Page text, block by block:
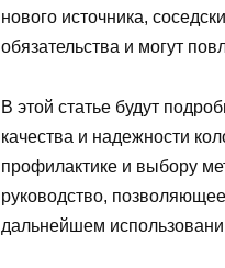
нового источника,
обязательства и могут
В этой статье будут
качества и надежности
профилактике и выбору
руководство,
дальнейшем